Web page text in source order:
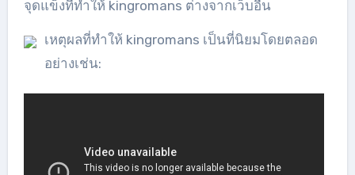
จุดแข็งที่ทำให้ kingromans ต่างจากเว็บอื่น
เหตุผลที่ทำให้ kingromans เป็นที่นิยมโดยตลอด
อย่างเช่น: